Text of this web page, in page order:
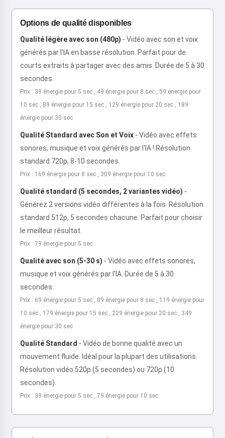
Options de qualité disponibles
Qualité légère avec son (480p) - Vidéo avec son et voix
générés par l'IA en basse résolution. Parfait pour de
courts extraits à partager avec des amis. Durée de 5 à 30
secondes.
Prix : 39 énergie pour 5 sec , 49 énergie pour 8 sec , 59 énergie pour
10 sec , 89 énergie pour 15 sec , 129 énergie pour 20 sec , 189
énergie pour 30 sec
Qualité Standard avec Son et Voix - Vidéo avec effets
sonores, musique et voix générés par l'IA ! Résolution
standard 720p, 8-10 secondes.
Prix : 169 énergie pour 8 sec , 309 énergie pour 10 sec
Qualité standard (5 secondes, 2 variantes vidéo) -
Générez 2 versions vidéo différentes à la fois. Résolution
standard 512p, 5 secondes chacune. Parfait pour choisir
le meilleur résultat.
Prix : 79 énergie pour 5 sec
Qualité avec son (5-30 s) - Vidéo avec effets sonores,
musique et voix générés par l'IA. Durée de 5 à 30
secondes.
Prix : 69 énergie pour 5 sec , 89 énergie pour 8 sec , 119 énergie pour
10 sec , 179 énergie pour 15 sec , 229 énergie pour 20 sec , 349
énergie pour 30 sec
Qualité Standard - Vidéo de bonne qualité avec un
mouvement fluide. Idéal pour la plupart des utilisations.
Résolution vidéo 520p (5 secondes) ou 720p (10
secondes).
Prix : 39 énergie pour 5 sec , 79 énergie pour 10 sec